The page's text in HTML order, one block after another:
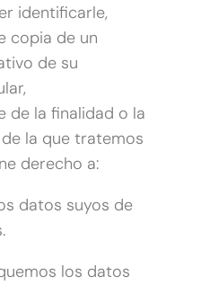
identificarle,
copia de un
de su
de la finalidad o la
la que tratemos
derecho a:
datos suyos de
los datos